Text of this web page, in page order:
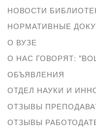
НОВОСТИ
НОРМАТИВНЫЕ
О ВУЗЕ
О НАС ГОВОРЯТ:
ОБЪЯВЛЕНИЯ
ОТДЕЛ НАУКИ И
ОТЗЫВЫ
ОТЗЫВЫ